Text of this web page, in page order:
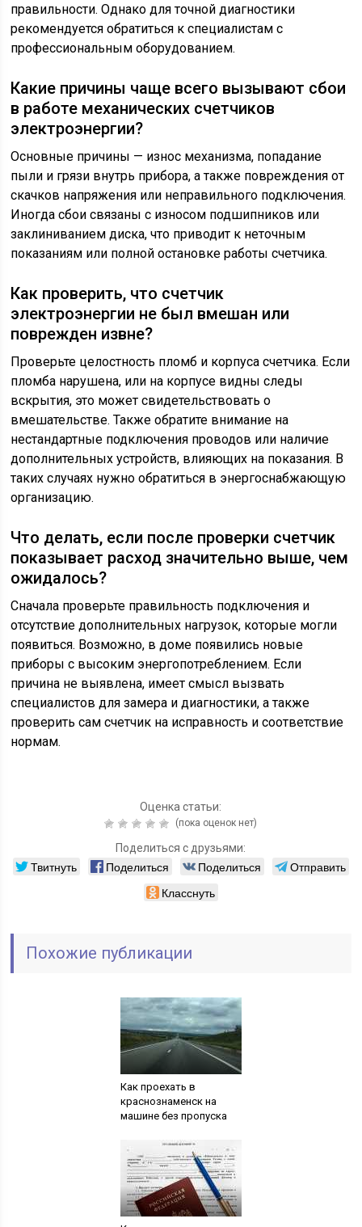
правильности. Однако для точной диагностики
рекомендуется обратиться к специалистам с
профессиональным оборудованием.
Какие причины чаще всего вызывают сбои
в работе механических счетчиков
электроэнергии?
Основные причины — износ механизма, попадание
пыли и грязи внутрь прибора, а также повреждения от
скачков напряжения или неправильного подключения.
Иногда сбои связаны с износом подшипников или
заклиниванием диска, что приводит к неточным
показаниям или полной остановке работы счетчика.
Как проверить, что счетчик
электроэнергии не был вмешан или
поврежден извне?
Проверьте целостность пломб и корпуса счетчика. Если
пломба нарушена, или на корпусе видны следы
вскрытия, это может свидетельствовать о
вмешательстве. Также обратите внимание на
нестандартные подключения проводов или наличие
дополнительных устройств, влияющих на показания. В
таких случаях нужно обратиться в энергоснабжающую
организацию.
Что делать, если после проверки счетчик
показывает расход значительно выше, чем
ожидалось?
Сначала проверьте правильность подключения и
отсутствие дополнительных нагрузок, которые могли
появиться. Возможно, в доме появились новые
приборы с высоким энергопотреблением. Если
причина не выявлена, имеет смысл вызвать
специалистов для замера и диагностики, а также
проверить сам счетчик на исправность и соответствие
нормам.
Оценка статьи:
(пока оценок нет)
Поделиться с друзьями:
Твитнуть Поделиться Поделиться
Отправить
Класснуть
Похожие публикации
Как проехать в
краснознаменск на
машине без пропуска